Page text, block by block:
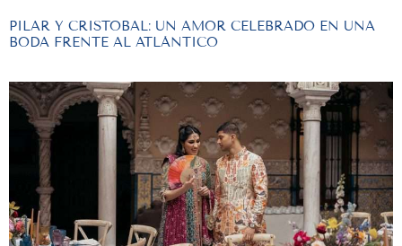
PILAR Y CRISTOBAL: UN AMOR CELEBRADO EN UNA
BODA FRENTE AL ATLÁNTICO